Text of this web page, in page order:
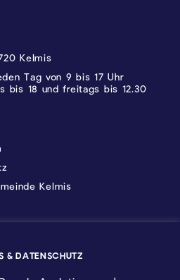
Kelmis
Tag von 9 bis 17 Uhr
bis 18 und freitags bis 12.30
UND
Kelmis
& DATENSCHUTZ